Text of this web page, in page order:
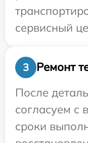
сервисный
3
Ремонт
После
согласуем с
сроки